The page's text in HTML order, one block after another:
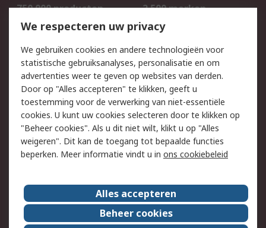
750.000 producten
2.500 merken
Bestellen
Inkoopoplossingen
Track & Trace
Wettelijk
Cookiebeleid
Email veiligheid
Privacybeleid
Websitevoorwaarden
Algemene
verkoopvoorwaarden
Over RS
RS Group
Over ons
We respecteren uw privacy
We gebruiken cookies en andere technologieën voor
statistische gebruiksanalyses, personalisatie en om
advertenties weer te geven op websites van derden.
Door op "Alles accepteren" te klikken, geeft u
toestemming voor de verwerking van niet-essentiële
cookies. U kunt uw cookies selecteren door te klikken op
"Beheer cookies". Als u dit niet wilt, klikt u op "Alles
weigeren". Dit kan de toegang tot bepaalde functies
beperken. Meer informatie vindt u in ons cookiebeleid
Alles accepteren
Beheer cookies